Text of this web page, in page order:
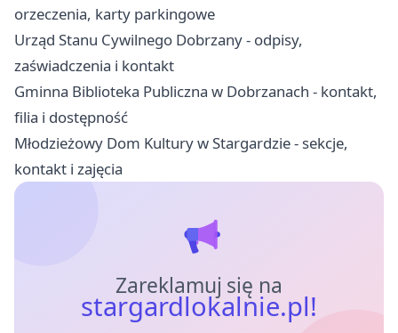
orzeczenia, karty parkingowe
Urząd Stanu Cywilnego Dobrzany - odpisy,
zaświadczenia i kontakt
Gminna Biblioteka Publiczna w Dobrzanach - kontakt,
filia i dostępność
Młodzieżowy Dom Kultury w Stargardzie - sekcje,
kontakt i zajęcia
Zareklamuj się na
stargardlokalnie.pl!